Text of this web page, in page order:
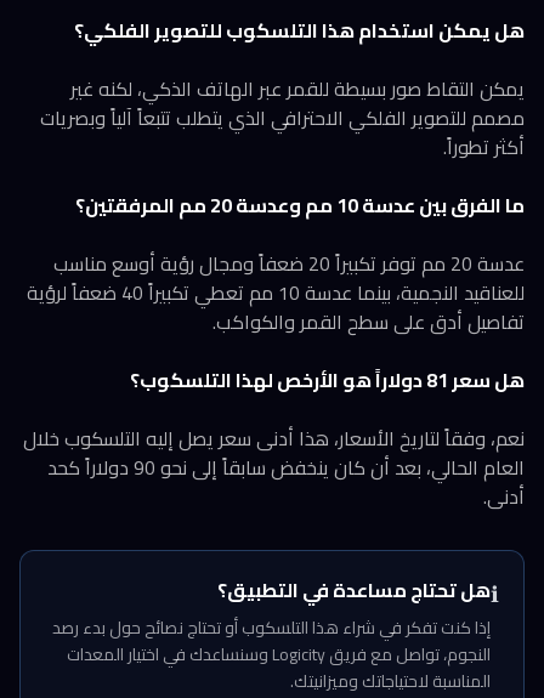
هل يمكن استخدام هذا التلسكوب للتصوير الفلكي؟
يمكن التقاط صور بسيطة للقمر عبر الهاتف الذكي، لكنه غير
مصمم للتصوير الفلكي الاحترافي الذي يتطلب تتبعاً آلياً وبصريات
أكثر تطوراً.
ما الفرق بين عدسة 10 مم وعدسة 20 مم المرفقتين؟
عدسة 20 مم توفر تكبيراً 20 ضعفاً ومجال رؤية أوسع مناسب
للعناقيد النجمية، بينما عدسة 10 مم تعطي تكبيراً 40 ضعفاً لرؤية
تفاصيل أدق على سطح القمر والكواكب.
هل سعر 81 دولاراً هو الأرخص لهذا التلسكوب؟
نعم، وفقاً لتاريخ الأسعار، هذا أدنى سعر يصل إليه التلسكوب خلال
العام الحالي، بعد أن كان ينخفض سابقاً إلى نحو 90 دولاراً كحد
أدنى.
ℹ️هل تحتاج مساعدة في التطبيق؟
إذا كنت تفكر في شراء هذا التلسكوب أو تحتاج نصائح حول بدء رصد
النجوم، تواصل مع فريق Logicity وسنساعدك في اختيار المعدات
المناسبة لاحتياجاتك وميزانيتك.